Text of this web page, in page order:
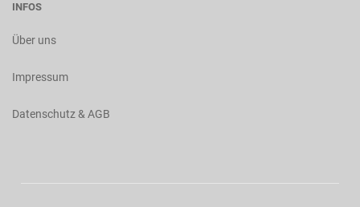
INFOS
Über uns
Impressum
Datenschutz & AGB